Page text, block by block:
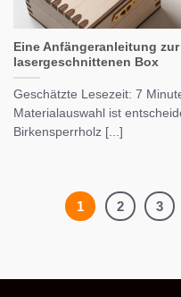
Eine Anfängeranleitung
lasergeschnittenen Box
Geschätzte Lesezeit: 7
Materialauswahl ist
Birkensperrholz [...]
1 2 3